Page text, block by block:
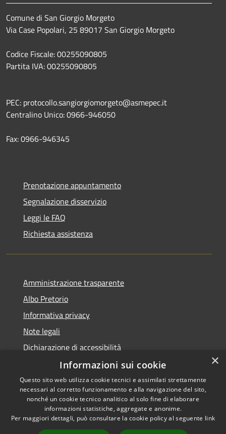
Comune di San Giorgio Morgeto
Via Case Popolari, 25 89017 San Giorgio Morgeto
Codice Fiscale: 00255090805
Partita IVA: 00255090805
PEC: protocollo.sangiorgiomorgeto@asmepec.it
Centralino Unico: 0966-946050
Fax: 0966-946345
Prenotazione appuntamento
Segnalazione disservizio
Leggi le FAQ
Richiesta assistenza
Amministrazione trasparente
Albo Pretorio
Informativa privacy
Note legali
Dichiarazione di accessibilità
Accessibilità
Privacy
Copyright © 2026 • Comune di
San Giorgio Morgeto •
Powered byMunicipium •
×
Informazioni sui cookie
Questo sito web utilizza cookie tecnici e assimilati strettamente
necessari al corretto funzionamento e alla navigazione del sito,
nonché un cookie tecnico analitico al solo fine di elaborare
informazioni statistiche, aggregate e anonime.
Per maggiori dettagli, può consultare la cookie policy al seguente link